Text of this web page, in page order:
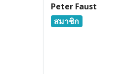
Peter Faust
สมาชิก